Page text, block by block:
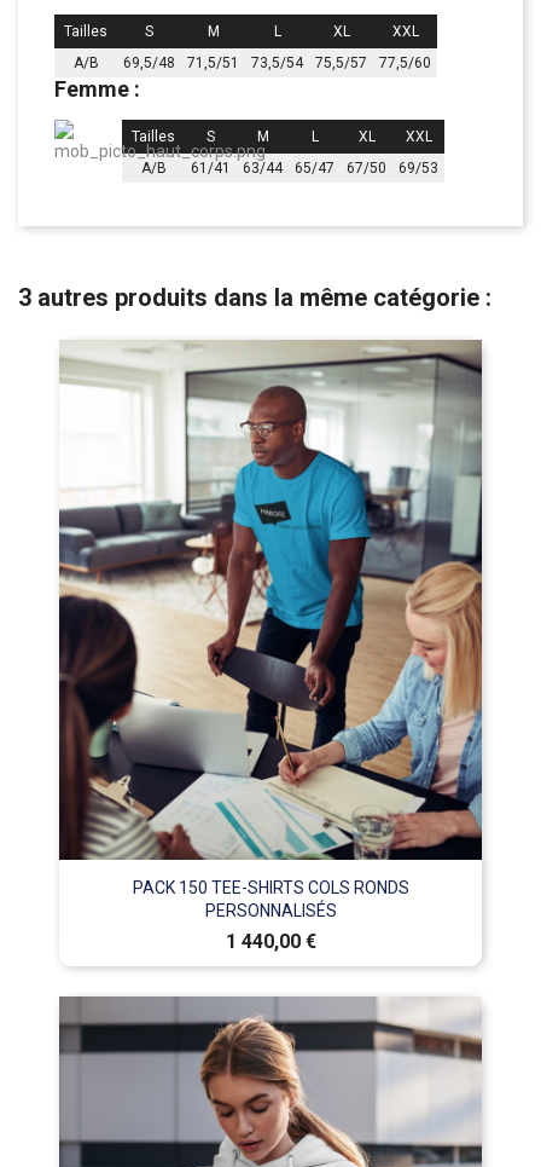
Tailles S M L XL
XXL
A/B
69,5/48 71,5/51 73,5/54 75,5/57 77,5/60
Femme :
Tailles S M L XL
XXL
A/B
61/41 63/44 65/47 67/50 69/53
3 autres produits dans la même catégorie :
PACK 150 TEE-SHIRTS COLS RONDS
PERSONNALISÉS
Prix
1 440,00 €